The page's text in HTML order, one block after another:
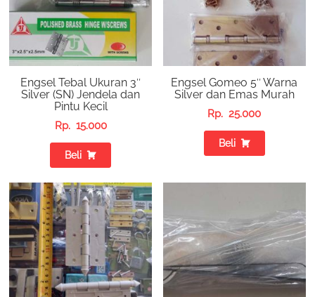
Engsel Tebal Ukuran 3″
Silver (SN) Jendela dan
Pintu Kecil
Rp. 15.000
Beli
Engsel Gomeo 5″ Warna
Silver dan Emas Murah
Rp. 25.000
Beli